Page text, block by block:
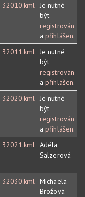
32010.kml Je nutné
být
registrován
a přihlášen.
32011.kml Je nutné
být
registrován
a přihlášen.
32020.kml Je nutné
být
registrován
a přihlášen.
32021.kml Adéla
Salzerová
32030.kml Michaela
Brožová